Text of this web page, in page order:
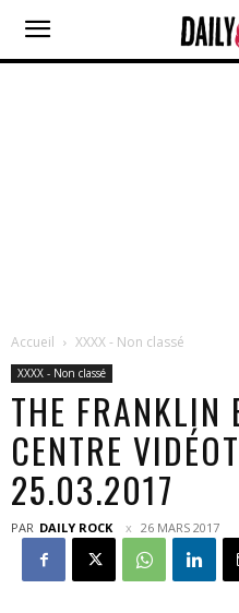
Accueil XXXX - Non classé
XXXX - Non classé
THE FRANKLIN
CENTRE
25.03.2017
PAR DAILY ROCK 26 MARS 2017